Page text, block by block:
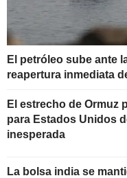
El petróleo sube ante
reapertura inmediata
El estrecho de Ormuz
para Estados Unidos
inesperada
La bolsa india se